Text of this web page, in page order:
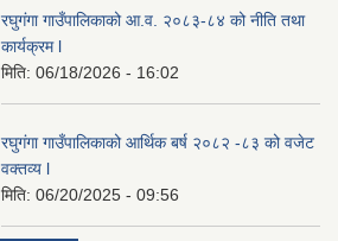
रघुगंगा गाउँपालिकाको आ.व. २०८३-८४ को नीति तथा
कार्यक्रम l
मिति: 06/18/2026 - 16:02
रघुगंगा गाउँपालिकाको आर्थिक बर्ष २०८२ -८३ को वजेट
वक्तव्य l
मिति: 06/20/2025 - 09:56